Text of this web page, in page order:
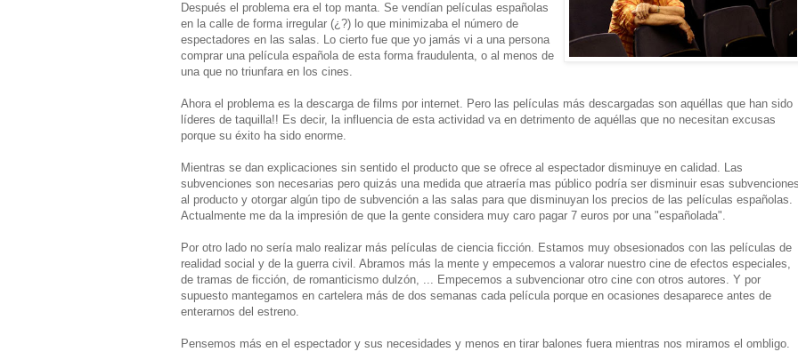
Después el problema era el top manta. Se vendían películas españolas
en la calle de forma irregular (¿?) lo que minimizaba el número de
espectadores en las salas. Lo cierto fue que yo jamás vi a una persona
comprar una película española de esta forma fraudulenta, o al menos de
una que no triunfara en los cines.
Ahora el problema es la descarga de films por internet. Pero las películas más descargadas son aquéllas que han sido
líderes de taquilla!! Es decir, la influencia de esta actividad va en detrimento de aquéllas que no necesitan excusas
porque su éxito ha sido enorme.
Mientras se dan explicaciones sin sentido el producto que se ofrece al espectador disminuye en calidad. Las
subvenciones son necesarias pero quizás una medida que atraería mas público podría ser disminuir esas subvenciones
al producto y otorgar algún tipo de subvención a las salas para que disminuyan los precios de las películas españolas.
Actualmente me da la impresión de que la gente considera muy caro pagar 7 euros por una "españolada".
Por otro lado no sería malo realizar más películas de ciencia ficción. Estamos muy obsesionados con las películas de
realidad social y de la guerra civil. Abramos más la mente y empecemos a valorar nuestro cine de efectos especiales,
de tramas de ficción, de romanticismo dulzón, ... Empecemos a subvencionar otro cine con otros autores. Y por
supuesto mantegamos en cartelera más de dos semanas cada película porque en ocasiones desaparece antes de
enterarnos del estreno.
Pensemos más en el espectador y sus necesidades y menos en tirar balones fuera mientras nos miramos el ombligo.